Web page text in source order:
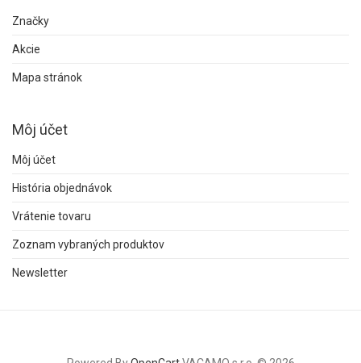
Značky
Akcie
Mapa stránok
Môj účet
Môj účet
História objednávok
Vrátenie tovaru
Zoznam vybraných produktov
Newsletter